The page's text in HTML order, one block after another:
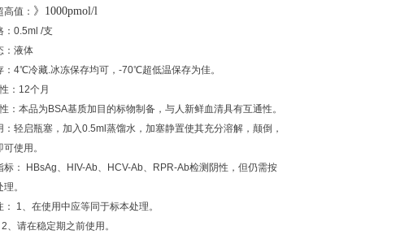
值： 》1000pmol/l
0.5ml /支
液体
4℃冷藏.冰冻保存均可，-70℃超低温保存为佳。
：12个月
：本品为BSA基质加目的标物制备，与人新鲜血清具有互通性。
轻启瓶塞，加入0.5ml蒸馏水，加塞静置使其充分溶解，颠倒，
使用。
标： HBsAg、HIV-Ab、HCV-Ab、RPR-Ab检测阴性，但仍需按
。
1、在使用中应等同于标本处理。
、请在稳定期之前使用。